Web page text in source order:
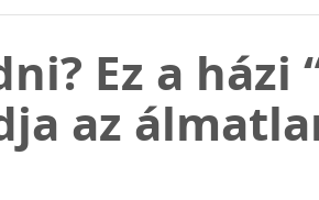
Ez a házi
az